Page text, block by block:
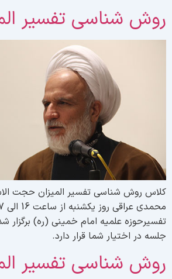
شناسی تفسیر
روش شناسی تفسیر المیزان حجت
علمیه امام خمینی (ره) برگزار
در اختیار شما قرار دارد.
شناسی تفسیر